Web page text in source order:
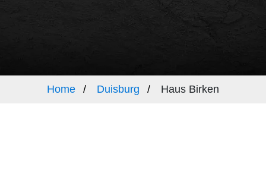
Home Duisburg Haus Birken